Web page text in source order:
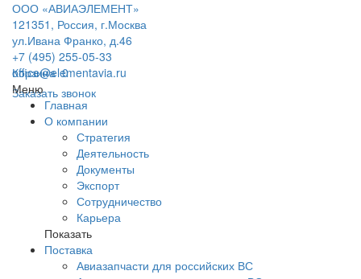
ООО «АВИАЭЛЕМЕНТ»
121351, Россия, г.Москва
ул.Ивана Франко, д.46
+7 (495) 255-05-33
office@elementavia.ru
Заказать звонок
Корзина0
Меню
Главная
О компании
Стратегия
Деятельность
Документы
Экспорт
Сотрудничество
Карьера
Показать
Поставка
Авиазапчасти для российских ВС